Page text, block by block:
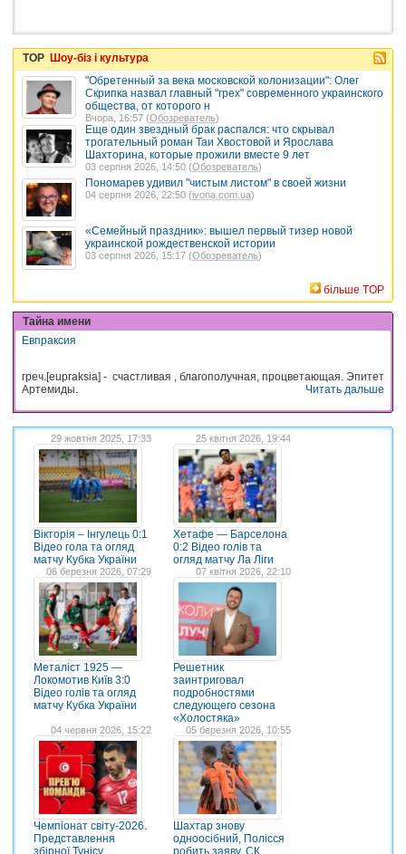
TOP Шоу-біз і культура
"Обретенный за века московской колонизации": Олег
Скрипка назвал главный "грех" современного украинского
общества, от которого н
Вчора, 16:57 (Обозреватель)
Еще один звездный брак распался: что скрывал
трогательный роман Таи Хвостовой и Ярослава
Шахторина, которые прожили вместе 9 лет
03 серпня 2026, 14:50 (Обозреватель)
Пономарев удивил "чистым листом" в своей жизни
04 серпня 2026, 22:50 (ivona.com.ua)
«Семейный праздник»: вышел первый тизер новой
украинской рождественской истории
03 серпня 2026, 15:17 (Обозреватель)
більше TOP
Тайна имени
Евпраксия
греч.[eupraksia] - счастливая , благополучная, процветающая. Эпитет
Артемиды.
Читать дальше
29 жовтня 2025, 17:33
Вікторія – Інгулець 0:1
Відео гола та огляд
матчу Кубка України
25 квітня 2026, 19:44
Хетафе — Барселона
0:2 Відео голів та
огляд матчу Ла Ліги
06 березня 2026, 07:29
Металіст 1925 —
Локомотив Київ 3:0
Відео голів та огляд
матчу Кубка України
07 квітня 2026, 22:10
Решетник
заинтриговал
подробностями
следующего сезона
«Холостяка»
04 червня 2026, 15:22
Чемпіонат світу-2026.
Представлення
збірної Тунісу
05 березня 2026, 10:55
Шахтар знову
одноосібний, Полісся
робить заяву, СК